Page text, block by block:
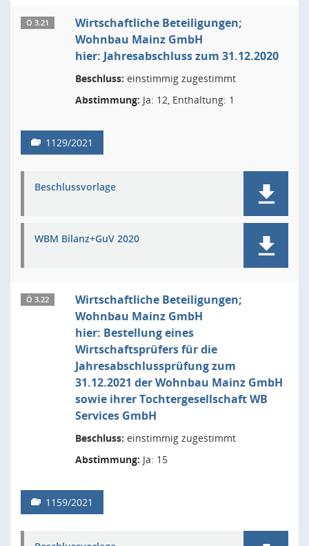
Ö 3.21
Wirtschaftliche Beteiligungen;
Wohnbau Mainz GmbH
hier: Jahresabschluss zum 31.12.2020
Beschluss: einstimmig zugestimmt
Abstimmung: Ja: 12, Enthaltung: 1
1129/2021
Beschlussvorlage
WBM Bilanz+GuV 2020
Ö 3.22
Wirtschaftliche Beteiligungen;
Wohnbau Mainz GmbH
hier: Bestellung eines
Wirtschaftsprüfers für die
Jahresabschlussprüfung zum
31.12.2021 der Wohnbau Mainz GmbH
sowie ihrer Tochtergesellschaft WB
Services GmbH
Beschluss: einstimmig zugestimmt
Abstimmung: Ja: 15
1159/2021